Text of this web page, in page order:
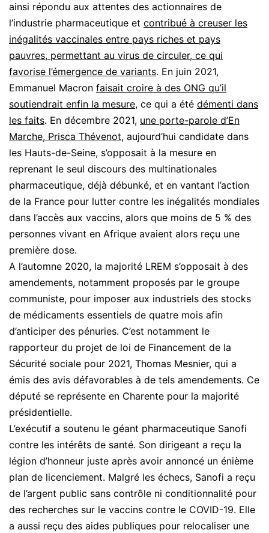
ainsi répondu aux attentes des actionnaires de
l’industrie pharmaceutique et contribué à creuser les
inégalités vaccinales entre pays riches et pays
pauvres, permettant au virus de circuler, ce qui
favorise l’émergence de variants. En juin 2021,
Emmanuel Macron faisait croire à des ONG qu’il
soutiendrait enfin la mesure, ce qui a été démenti dans
les faits. En décembre 2021, une porte-parole d’En
Marche, Prisca Thévenot, aujourd’hui candidate dans
les Hauts-de-Seine, s’opposait à la mesure en
reprenant le seul discours des multinationales
pharmaceutique, déjà débunké, et en vantant l’action
de la France pour lutter contre les inégalités mondiales
dans l’accès aux vaccins, alors que moins de 5 % des
personnes vivant en Afrique avaient alors reçu une
première dose.
A l’automne 2020, la majorité LREM s’opposait à des
amendements, notamment proposés par le groupe
communiste, pour imposer aux industriels des stocks
de médicaments essentiels de quatre mois afin
d’anticiper des pénuries. C’est notamment le
rapporteur du projet de loi de Financement de la
Sécurité sociale pour 2021, Thomas Mesnier, qui a
émis des avis défavorables à de tels amendements. Ce
député se représente en Charente pour la majorité
présidentielle.
L’exécutif a soutenu le géant pharmaceutique Sanofi
contre les intérêts de santé. Son dirigeant a reçu la
légion d’honneur juste après avoir annoncé un énième
plan de licenciement. Malgré les échecs, Sanofi a reçu
de l’argent public sans contrôle ni conditionnalité pour
des recherches sur le vaccins contre le COVID-19. Elle
a aussi reçu des aides publiques pour relocaliser une